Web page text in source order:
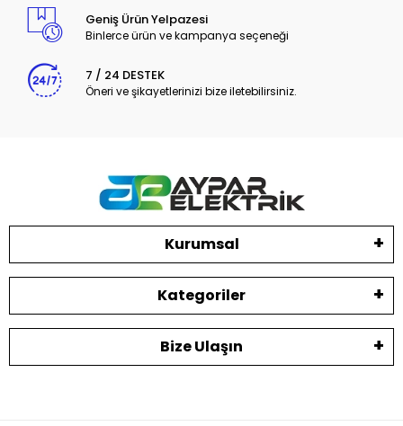
Geniş Ürün Yelpazesi
Binlerce ürün ve kampanya seçeneği
7 / 24 DESTEK
Öneri ve şikayetlerinizi bize iletebilirsiniz.
Kurumsal
Kategoriler
Bize Ulaşın